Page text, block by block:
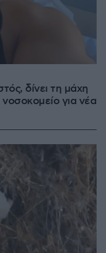
δίνει τη μάχη
για νέα